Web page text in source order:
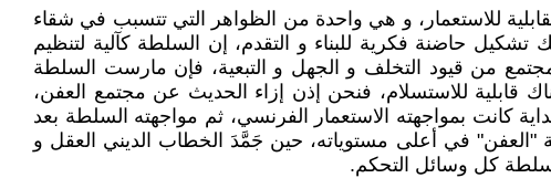
للاستعمار، و هي واحدة من الظواهر التي تتسبب في شقاء
حاضنة فكرية للبناء و التقدم، إن السلطة كآلية لتنظيم
من قيود التخلف و الجهل و التبعية، فإن مارست السلطة
للاستسلام، فنحن إذن إزاء الحديث عن مجتمع العفن،
كانت بمواجهته الاستعمار الفرنسي، ثم مواجهته السلطة بعد
السوداء التي يمكن وصفها بمرحلة "العفن" في أعلى مستوياته، حين جَمَّدَ الخطاب الديني العقل و
كل وسائل التحكم.